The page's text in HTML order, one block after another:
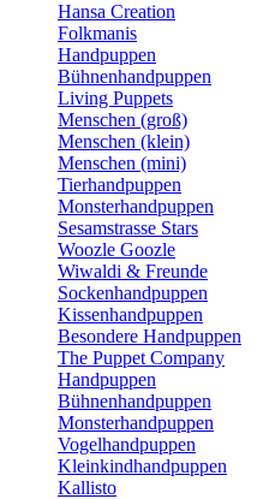
Hansa Creation
Folkmanis
Handpuppen
Bühnenhandpuppen
Living Puppets
Menschen (groß)
Menschen (klein)
Menschen (mini)
Tierhandpuppen
Monsterhandpuppen
Sesamstrasse Stars
Woozle Goozle
Wiwaldi & Freunde
Sockenhandpuppen
Kissenhandpuppen
Besondere Handpuppen
The Puppet Company
Handpuppen
Bühnenhandpuppen
Monsterhandpuppen
Vogelhandpuppen
Kleinkindhandpuppen
Kallisto